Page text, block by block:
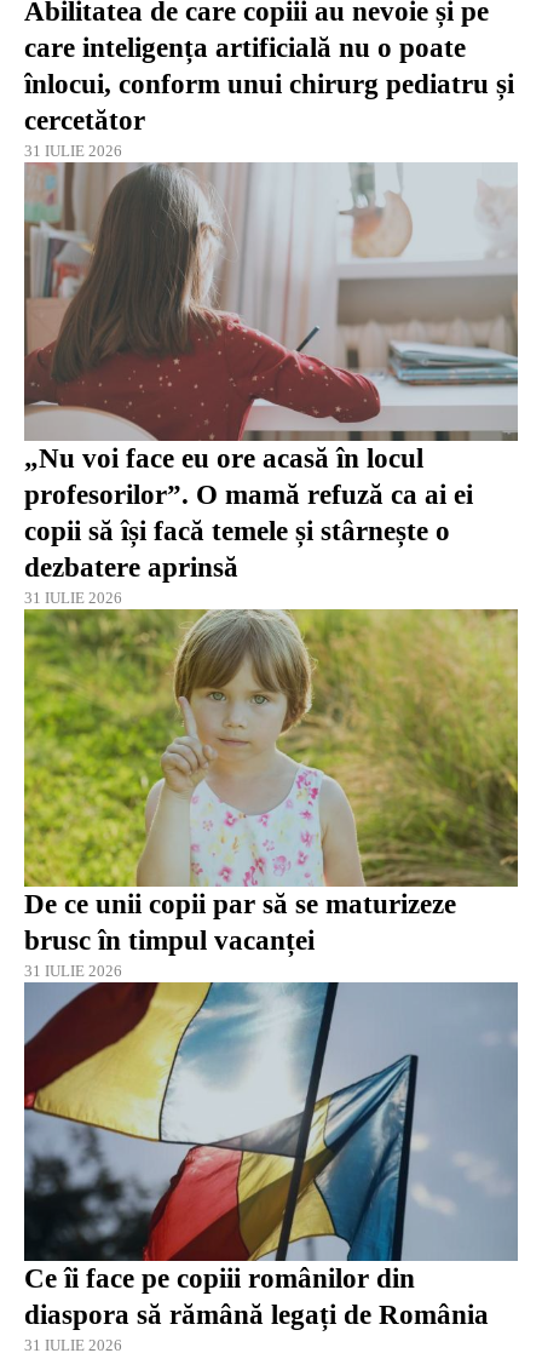
Abilitatea de care copiii au nevoie și pe
care inteligența artificială nu o poate
înlocui, conform unui chirurg pediatru și
cercetător
31 IULIE 2026
„Nu voi face eu ore acasă în locul
profesorilor”. O mamă refuză ca ai ei
copii să își facă temele și stârnește o
dezbatere aprinsă
31 IULIE 2026
De ce unii copii par să se maturizeze
brusc în timpul vacanței
31 IULIE 2026
Ce îi face pe copiii românilor din
diaspora să rămână legați de România
31 IULIE 2026